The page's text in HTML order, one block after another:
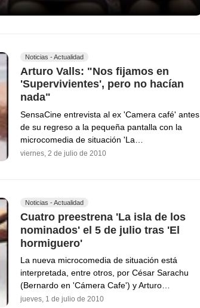
Noticias - Actualidad
Arturo Valls: "Nos fijamos en
'Supervivientes', pero no hacían
nada"
SensaCine entrevista al ex 'Camera café' antes
de su regreso a la pequeña pantalla con la
microcomedia de situación 'La…
viernes, 2 de julio de 2010
Noticias - Actualidad
Cuatro preestrena 'La isla de los
nominados' el 5 de julio tras 'El
hormiguero'
La nueva microcomedia de situación está
interpretada, entre otros, por César Sarachu
(Bernardo en 'Cámera Cafe') y Arturo…
jueves, 1 de julio de 2010